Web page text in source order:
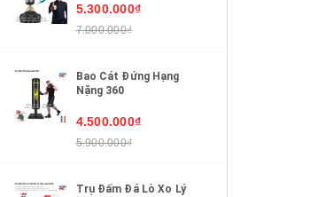
5.300.000₫
7.000.000₫
Bao Cát Đứng Hạng
Nặng 360
4.500.000₫
5.900.000₫
Trụ Đấm Đá Lò Xo Lý